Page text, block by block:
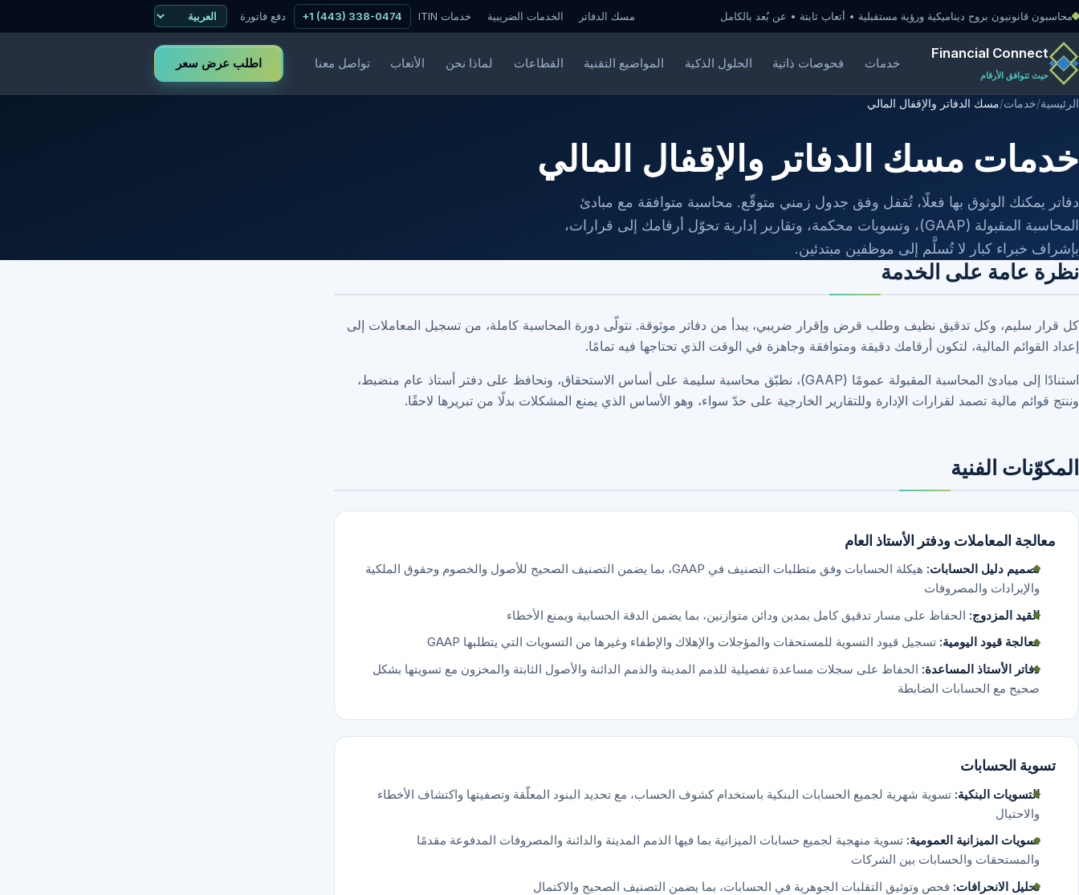
محاسبون قانونيون بروح ديناميكية ورؤية مستقبلية • أتعاب ثابتة • عن بُعد بالكامل مسك الدفاتر الخدمات الضريبية خدمات ITIN +1 (443) 338-0474 دفع فاتورة
Financial Connect
حيث تتوافق الأرقام
خدمات فحوصات ذاتية الحلول الذكية المواضيع التقنية القطاعات لماذا نحن الأتعاب تواصل معنا اطلب عرض سعر
الرئيسية/خدمات/مسك الدفاتر والإقفال المالي
خدمات مسك الدفاتر والإقفال المالي
دفاتر يمكنك الوثوق بها فعلًا، تُقفل وفق جدول زمني متوقّع. محاسبة متوافقة مع مبادئ
المحاسبة المقبولة (GAAP)، وتسويات محكمة، وتقارير إدارية تحوّل أرقامك إلى قرارات،
بإشراف خبراء كبار لا تُسلَّم إلى موظفين مبتدئين.
نظرة عامة على الخدمة
كل قرار سليم، وكل تدقيق نظيف وطلب قرض وإقرار ضريبي، يبدأ من دفاتر موثوقة. نتولّى دورة المحاسبة كاملة، من تسجيل المعاملات إلى
إعداد القوائم المالية، لتكون أرقامك دقيقة ومتوافقة وجاهزة في الوقت الذي تحتاجها فيه تمامًا.
استنادًا إلى مبادئ المحاسبة المقبولة عمومًا (GAAP)، نطبّق محاسبة سليمة على أساس الاستحقاق، ونحافظ على دفتر أستاذ عام منضبط،
وننتج قوائم مالية تصمد لقرارات الإدارة وللتقارير الخارجية على حدّ سواء، وهو الأساس الذي يمنع المشكلات بدلًا من تبريرها لاحقًا.
المكوّنات الفنية
معالجة المعاملات ودفتر الأستاذ العام
تصميم دليل الحسابات:
هيكلة الحسابات وفق متطلبات التصنيف في GAAP، بما يضمن التصنيف الصحيح للأصول والخصوم وحقوق الملكية
والإيرادات والمصروفات
القيد المزدوج: الحفاظ على مسار تدقيق كامل بمدين ودائن متوازنين، بما يضمن الدقة الحسابية ويمنع الأخطاء
معالجة قيود اليومية: تسجيل قيود التسوية للمستحقات والمؤجلات والإهلاك والإطفاء وغيرها من التسويات التي يتطلبها GAAP
دفاتر الأستاذ المساعدة: الحفاظ على سجلات مساعدة تفصيلية للذمم المدينة والذمم الدائنة والأصول الثابتة والمخزون مع تسويتها بشكل
صحيح مع الحسابات الضابطة
تسوية الحسابات
التسويات البنكية: تسوية شهرية لجميع الحسابات البنكية باستخدام كشوف الحساب، مع تحديد البنود المعلّقة وتصفيتها واكتشاف الأخطاء
والاحتيال
تسويات الميزانية العمومية: تسوية منهجية لجميع حسابات الميزانية بما فيها الذمم المدينة والدائنة والمصروفات المدفوعة مقدمًا
والمستحقات والحسابات بين الشركات
تحليل الانحرافات: فحص وتوثيق التقلبات الجوهرية في الحسابات، بما يضمن التصنيف الصحيح والاكتمال